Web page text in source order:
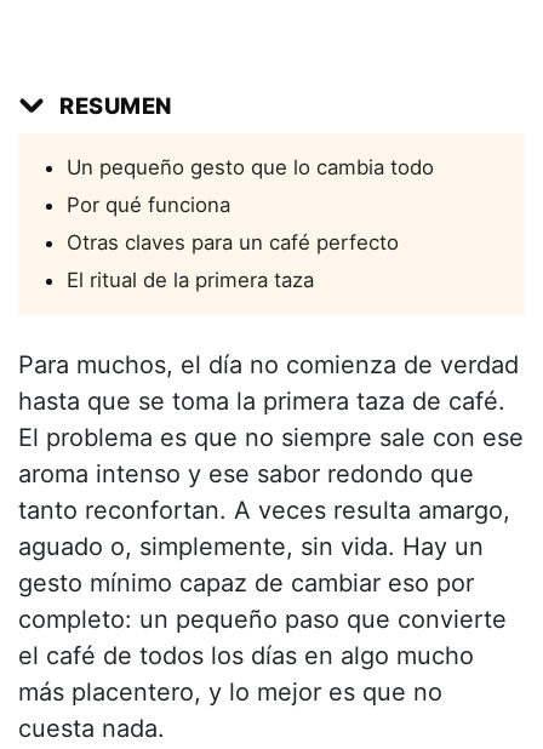
RESUMEN
Un pequeño gesto que lo cambia todo
Por qué funciona
Otras claves para un café perfecto
El ritual de la primera taza
Para muchos, el día no comienza de verdad
hasta que se toma la primera taza de café.
El problema es que no siempre sale con ese
aroma intenso y ese sabor redondo que
tanto reconfortan. A veces resulta amargo,
aguado o, simplemente, sin vida. Hay un
gesto mínimo capaz de cambiar eso por
completo: un pequeño paso que convierte
el café de todos los días en algo mucho
más placentero, y lo mejor es que no
cuesta nada.